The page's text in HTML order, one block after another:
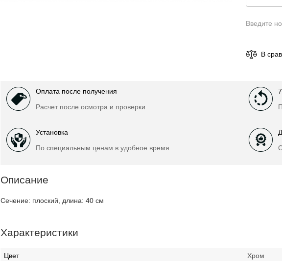
Введите
В
Оплата после получения
Расчет после осмотра и проверки
Установка
По специальным ценам в удобное время
Описание
Сечение: плоский, длина: 40 см
Характеристики
Цвет Хром